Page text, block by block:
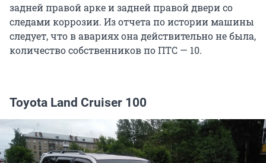
задней правой арке и задней правой двери со
следами коррозии. Из отчета по истории машины
следует, что в авариях она действительно не была,
количество собственников по ПТС — 10.
Toyota Land Cruiser 100